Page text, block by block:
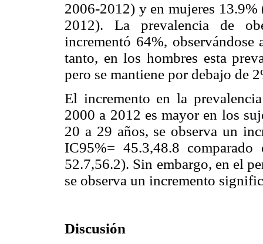
2006-2012) y en mujeres
2012). La prevalencia de
incrementó 64%,
tanto, en los hombres esta
pero se mantiene por debajo de
El incremento en la
2000 a 2012 es mayor en los
20 a 29 años, se observa un
IC95%= 45.3,48.8
52.7,56.2). Sin embargo, en el
se observa un incremento
Discusión